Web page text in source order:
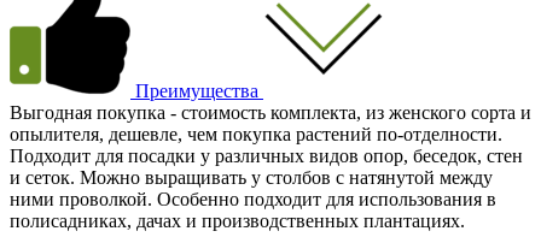
Преимущества
Выгодная покупка - стоимость комплекта, из женского сорта и
опылителя, дешевле, чем покупка растений по-отделности.
Подходит для посадки у различных видов опор, беседок, стен
и сеток. Можно выращивать у столбов с натянутой между
ними проволкой. Особенно подходит для использования в
полисадниках, дачах и производственных плантациях.